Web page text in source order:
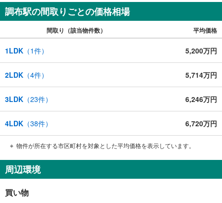
調布駅の間取りごとの価格相場
間取り（該当物件数） 平均価格
1LDK （1件） 5,200万円
2LDK （4件） 5,714万円
3LDK （23件） 6,246万円
4LDK （38件） 6,720万円
物件が所在する市区町村を対象とした平均価格を表示しています。
周辺環境
買い物